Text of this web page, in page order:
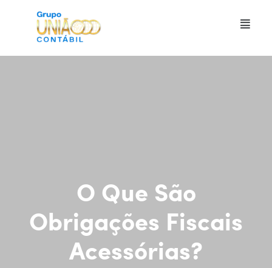
O Que São
Obrigações Fiscais
Acessórias?